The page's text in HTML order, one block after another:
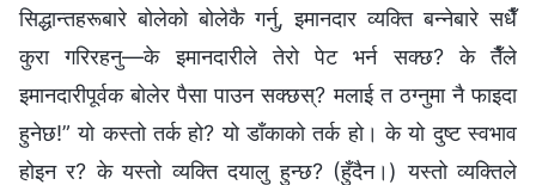
सिद्धान्तहरूबारे बोलेको बोलेकै गर्नु, इमानदार व्यक्ति बन्‍नेबारे सधैँ
कुरा गरिरहनु—के इमानदारीले तेरो पेट भर्न सक्छ? के तैँले
इमानदारीपूर्वक बोलेर पैसा पाउन सक्छस्? मलाई त ठग्‍नुमा नै फाइदा
हुनेछ!” यो कस्तो तर्क हो? यो डाँकाको तर्क हो। के यो दुष्ट स्वभाव
होइन र? के यस्तो व्यक्ति दयालु हुन्छ? (हुँदैन।) यस्तो व्यक्तिले